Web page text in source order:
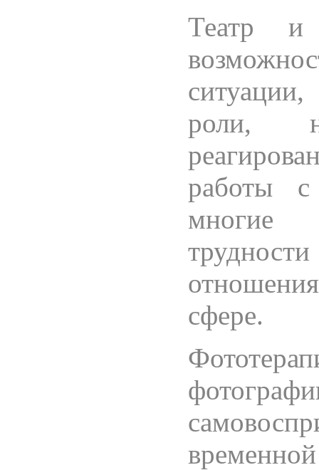
Театр и
роли,
работы с
многие
сфере.